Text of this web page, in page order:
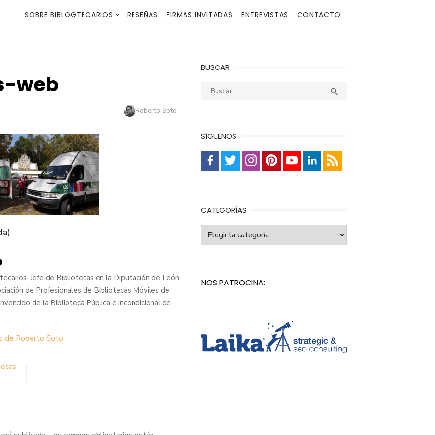
SOBRE BIBLOGTECARIOS RESEÑAS FIRMAS INVITADAS ENTREVISTAS CONTACTO
web
Autor
Roberto Soto
Jefe de Bibliotecas en la Diputación de León
de Profesionales de Bibliotecas Móviles de
de la Biblioteca Pública e incondicional de
de Roberto Soto
BUSCAR
Buscar: 
SÍGUENOS
CATEGORÍAS
NOS PATROCINA: